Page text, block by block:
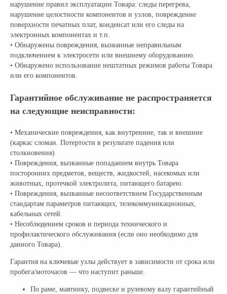
нарушение правил эксплуатации Товара: следы перегрева,
нарушение целостности компонентов и узлов, повреждение
поверхности печатных плат, конденсат или его следы на
электронных компонентах и т.п.
• Обнаружены повреждения, вызванные неправильным
подключением к электросети или внешнему оборудованию.
• Обнаружено использование нештатных режимов работы Товара
или его компонентов.
Гарантийное обслуживание не распространяется
на следующие неисправности:
• Механические повреждения, как внутренние, так и внешние
(каркас сломан. Потертости в результате падения или
столкновения)
• Повреждения, вызванные попаданием внутрь Товара
посторонних предметов, веществ, жидкостей, насекомых или
животных, протечкой электролита, питающего батарею.
• Повреждения, вызванные несоответствием Государственным
стандартам параметров питающих, телекоммуникационных,
кабельных сетей.
• Несоблюдением сроков и периода технического и
профилактического обслуживания (если оно необходимо для
данного Товара).
Гарантия на ключевые узлы действует в зависимости от срока или
пробега/моточасов — что наступит раньше.
По раме, маятнику, подвеске и рулевому валу гарантийный